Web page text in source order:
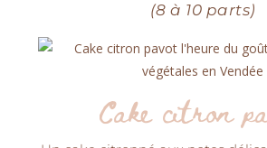
(8 à 10 parts)
Cake citron